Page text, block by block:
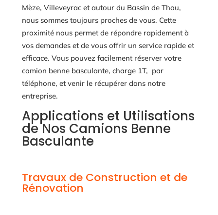
Mèze, Villeveyrac et autour du Bassin de Thau,
nous sommes toujours proches de vous. Cette
proximité nous permet de répondre rapidement à
vos demandes et de vous offrir un service rapide et
efficace. Vous pouvez facilement réserver votre
camion benne basculante, charge 1T, par
téléphone, et venir le récupérer dans notre
entreprise.
Applications et Utilisations
de Nos Camions Benne
Basculante
Travaux de Construction et de
Rénovation